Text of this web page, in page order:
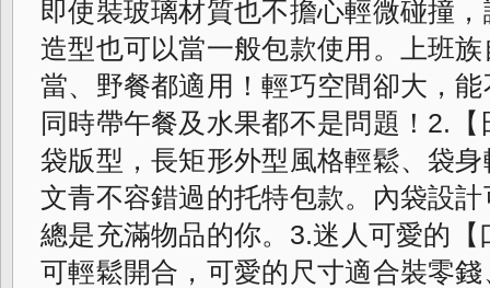
即使裝玻璃材質也不擔心輕微碰撞
造型也可以當一般包款使用。上班
當、野餐都適用！輕巧空間卻大，能
同時帶午餐及水果都不是問題！2.【
袋版型，長矩形外型風格輕鬆、袋
文青不容錯過的托特包款。內袋設
總是充滿物品的你。3.迷人可愛的【
可輕鬆開合，可愛的尺寸適合裝零